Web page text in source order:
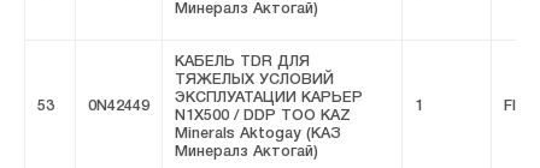
Минералз Актогай)
53 0N42449
КАБЕЛЬ TDR ДЛЯ
ТЯЖЕЛЫХ УСЛОВИЙ
ЭКСПЛУАТАЦИИ КАРЬЕР
N1X500 / DDP ТОО KAZ
Minerals Aktogay (КАЗ
Минералз Актогай)
1 FIVE